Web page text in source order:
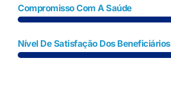
Compromisso Com A Saúde
Nível De Satisfação Dos Beneficiários